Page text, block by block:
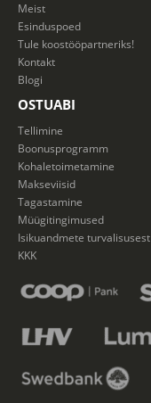
Meist
Esinduspoed
Tule koostööpartneriks!
Kontakt
Blogi
OSTUABI
Tellimine
Boonusprogramm
Kohaletoimetamine
Makseviisid
Tagastamine
Müügitingimused
Isikuandmete turvalisusest
KKK